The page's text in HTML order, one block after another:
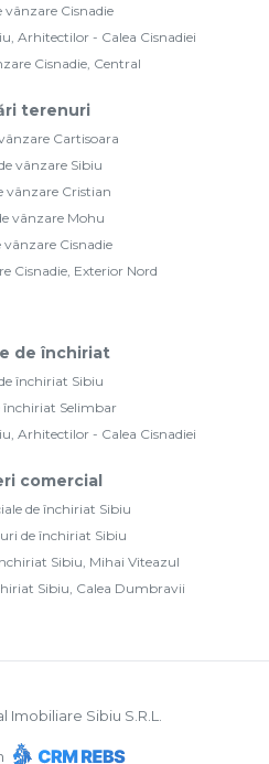
vânzare Cisnadie
Arhitectilor - Calea Cisnadiei
Cisnadie, Central
terenuri
Cartisoara
vânzare Sibiu
vânzare Cristian
vânzare Mohu
vânzare Cisnadie
Cisnadie, Exterior Nord
de închiriat
închiriat Sibiu
închiriat Selimbar
Arhitectilor - Calea Cisnadiei
comercial
de închiriat Sibiu
de închiriat Sibiu
Sibiu, Mihai Viteazul
Sibiu, Calea Dumbravii
Imobiliare Sibiu S.R.L.